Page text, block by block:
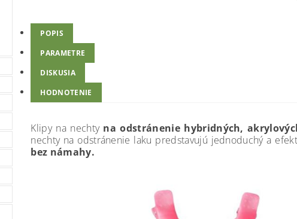
POPIS
PARAMETRE
DISKUSIA
HODNOTENIE
Klipy na nechtyna odstránenie hybridných,
nechty na odstránenie laku predstavujú jednoduchý a
bez námahy.